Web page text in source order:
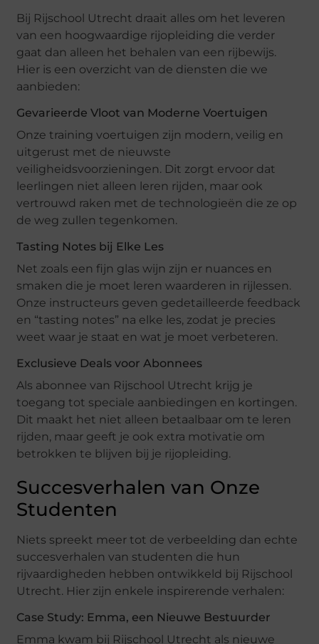
Bij Rijschool Utrecht draait alles om het leveren
van een hoogwaardige rijopleiding die verder
gaat dan alleen het behalen van een rijbewijs.
Hier is een overzicht van de diensten die we
aanbieden:
Gevarieerde Vloot van Moderne Voertuigen
Onze training voertuigen zijn modern, veilig en
uitgerust met de nieuwste
veiligheidsvoorzieningen. Dit zorgt ervoor dat
leerlingen niet alleen leren rijden, maar ook
vertrouwd raken met de technologieën die ze op
de weg zullen tegenkomen.
Tasting Notes bij Elke Les
Net zoals een fijn glas wijn zijn er nuances en
smaken die je moet leren waarderen in rijlessen.
Onze instructeurs geven gedetailleerde feedback
en “tasting notes” na elke les, zodat je precies
weet waar je staat en wat je moet verbeteren.
Exclusieve Deals voor Abonnees
Als abonnee van Rijschool Utrecht krijg je
toegang tot speciale aanbiedingen en kortingen.
Dit maakt het niet alleen betaalbaar om te leren
rijden, maar geeft je ook extra motivatie om
betrokken te blijven bij je rijopleiding.
Succesverhalen van Onze
Studenten
Niets spreekt meer tot de verbeelding dan echte
succesverhalen van studenten die hun
rijvaardigheden hebben ontwikkeld bij Rijschool
Utrecht. Hier zijn enkele inspirerende verhalen:
Case Study: Emma, een Nieuwe Bestuurder
Emma kwam bij Rijschool Utrecht als nieuwe